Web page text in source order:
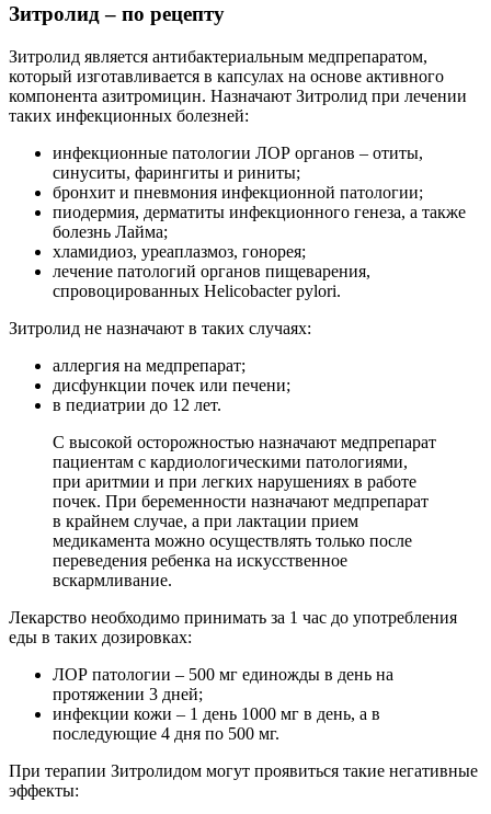
Зитролид – по рецепту
Зитролид является антибактериальным медпрепаратом,
который изготавливается в капсулах на основе активного
компонента азитромицин. Назначают Зитролид при лечении
таких инфекционных болезней:
инфекционные патологии ЛОР органов – отиты,
синуситы, фарингиты и риниты;
бронхит и пневмония инфекционной патологии;
пиодермия, дерматиты инфекционного генеза, а также
болезнь Лайма;
хламидиоз, уреаплазмоз, гонорея;
лечение патологий органов пищеварения,
спровоцированных Helicobacter pylori.
Зитролид не назначают в таких случаях:
аллергия на медпрепарат;
дисфункции почек или печени;
в педиатрии до 12 лет.
С высокой осторожностью назначают медпрепарат
пациентам с кардиологическими патологиями,
при аритмии и при легких нарушениях в работе
почек. При беременности назначают медпрепарат
в крайнем случае, а при лактации прием
медикамента можно осуществлять только после
переведения ребенка на искусственное
вскармливание.
Лекарство необходимо принимать за 1 час до употребления
еды в таких дозировках:
ЛОР патологии – 500 мг единожды в день на
протяжении 3 дней;
инфекции кожи – 1 день 1000 мг в день, а в
последующие 4 дня по 500 мг.
При терапии Зитролидом могут проявиться такие негативные
эффекты: